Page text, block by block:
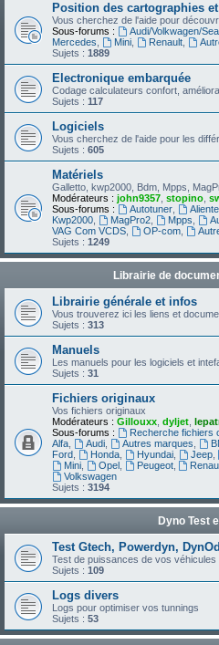
Position des cartographies
Vous cherchez de l'aide pour
Sous-forums :
Audi/Volkwagen/
Mercedes
Mini, Renault,
Sujets : 1889
Electronique embarquée
Codage calculateurs confort,
Sujets : 117
Logiciels
Vous cherchez de l'aide pour les
Sujets : 605
Matériels
Galletto, kwp2000, Bdm, Mpps,
Modérateurs : john9357 stopino
Sous-forums :
Autotuner,
Kwp2000
MagPro2, Mpps
VAG Com VCDS
OP-com,
Sujets : 1249
Librairie de
Librairie générale et infos
Vous trouverez ici les liens et
Sujets : 313
Manuels
Les manuels pour les logiciels et
Sujets : 31
Fichiers originaux
Vos fichiers originaux
Modérateurs : Gillouxx dyljet
Sous-forums :
Recherche fichiers
Alfa
Audi, Autres marques
Ford
Honda, Hyundai, Jeep,
Mini, Opel, Peugeot,
Volkswagen
Sujets : 3194
Dyno Test
Test Gtech, Powerdyn,
Test de puissances de vos véhicules
Sujets : 109
Logs divers
Logs pour optimiser vos tunnings
Sujets : 53